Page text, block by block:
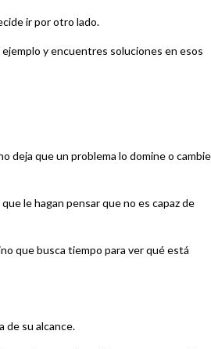
ir por otro lado.
y encuentres soluciones en esos
deja que un problema lo domine o cambie
le hagan pensar que no es capaz de
que busca tiempo para ver qué está
de su alcance.